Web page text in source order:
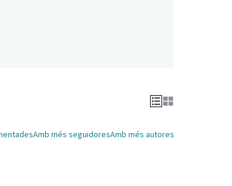
Amb més seguidoresAmb més autores